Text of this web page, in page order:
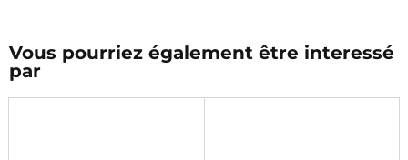
Vous pourriez également être interessé
par